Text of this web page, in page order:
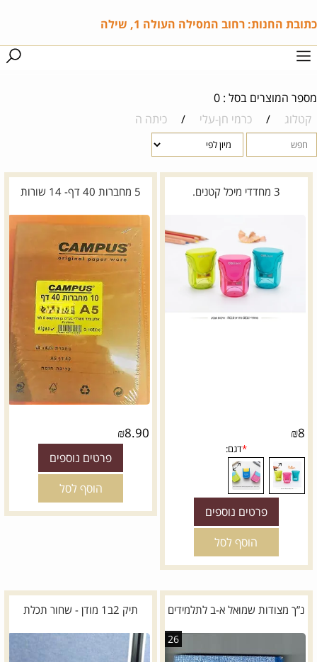
כתובת החנות: רחוב המסילה העולה 1, שילה
מספר המוצרים בסל : 0
קטלוג
/ כרמי חן-עלי / כיתה ה
3 מחדדי מיכל קטנים.
₪8
דגם:
פרטים נוספים
הוסף לסל
5 מחברות 40 דף- 14 שורות
₪8.90
פרטים נוספים
הוסף לסל
נ”ך מצודות שמואל א-ב לתלמידים
26
תיק 2ב1 מודן - שחור תכלת